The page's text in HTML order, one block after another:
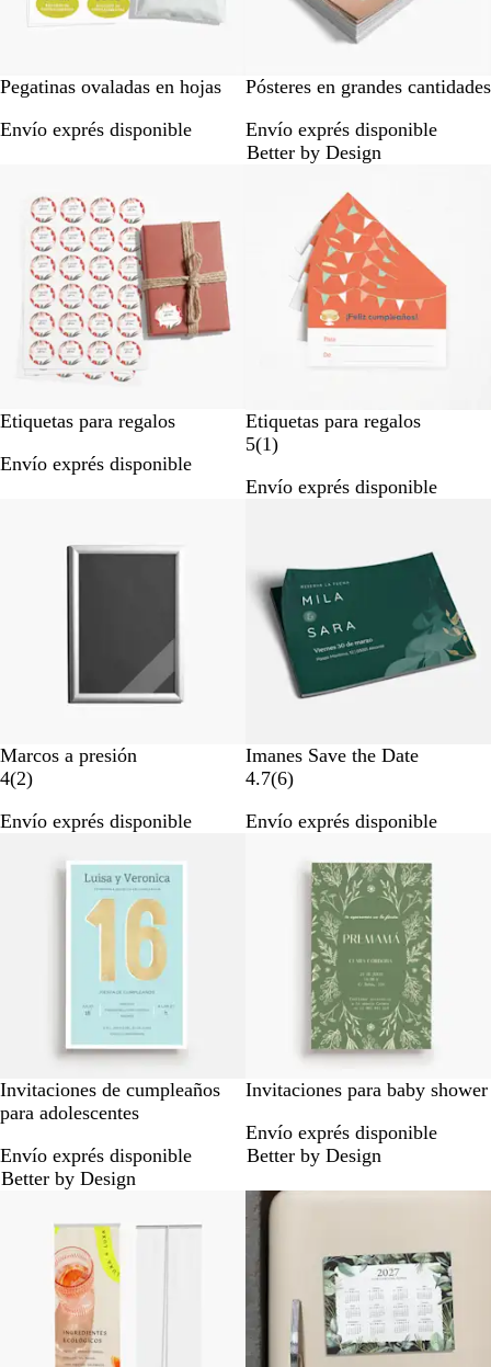
Pegatinas ovaladas en hojas
Envío exprés disponible
Pósteres en grandes cantidades
Envío exprés disponible
Better by Design
Etiquetas para regalos
Envío exprés disponible
Etiquetas para regalos
5(11
e
a
)
Envío exprés disponible
Marcos a presión
4(22
e
)
Envío exprés disponible
Imanes Save the Date
4.7(66
e
)
Envío exprés disponible
Invitaciones de cumpleaños
para adolescentes
Envío exprés disponible
Better by Design
Invitaciones para baby shower
Envío exprés disponible
Better by Design